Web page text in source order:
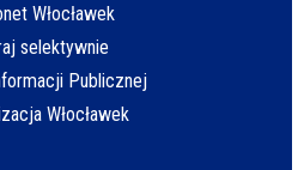
Włocławek
selektywnie
Publicznej
Włocławek